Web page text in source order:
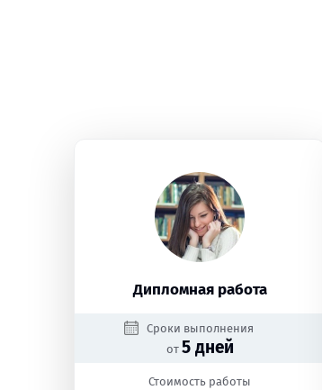
Дипломная работа
Сроки выполнения
от 5 дней
Стоимость работы